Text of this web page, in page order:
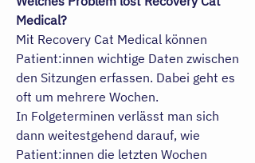
Medical?
Mit Recovery Cat Medical können
Patient:innen wichtige Daten zwischen
den Sitzungen erfassen. Dabei geht es
oft um mehrere Wochen.
In Folgeterminen verlässt man sich
dann weitestgehend darauf, wie
Patient:innen die letzten Wochen